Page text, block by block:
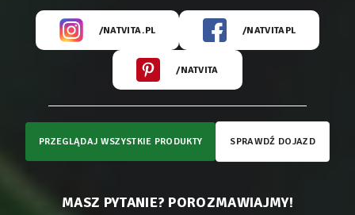
/NATVITA.PL /NATVITAPL
/NATVITA
PRZEGLĄDAJ WSZYSTKIE PRODUKTY SPRAWDŹ DOJAZD
MASZ PYTANIE? POROZMAWIAJMY!